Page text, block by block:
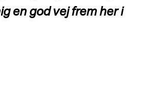
en god vej frem her i